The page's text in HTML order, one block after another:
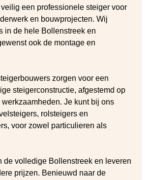
een professionele steiger voor
en bouwprojecten. Wij
in de hele Bollenstreek en
ook de montage en
zorgen voor een
steigerconstructie, afgestemd op
Je kunt bij ons
rolsteigers en
voor zowel particulieren als
de volledige Bollenstreek en leveren
prijzen. Benieuwd naar de